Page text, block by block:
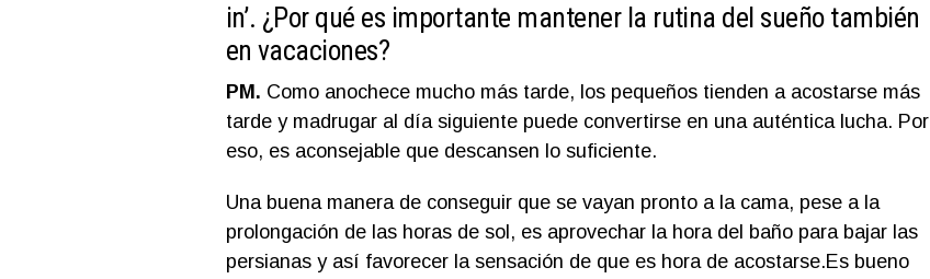
in’. ¿Por qué es importante mantener la rutina del sueño también
en vacaciones?
PM. Como anochece mucho más tarde, los pequeños tienden a acostarse más
tarde y madrugar al día siguiente puede convertirse en una auténtica lucha. Por
eso, es aconsejable que descansen lo suficiente.
Una buena manera de conseguir que se vayan pronto a la cama, pese a la
prolongación de las horas de sol, es aprovechar la hora del baño para bajar las
persianas y así favorecer la sensación de que es hora de acostarse.Es bueno